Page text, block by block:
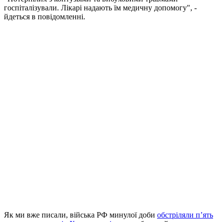
госпіталізували. Лікарі надають їм медичну допомогу", -
йдеться в повідомленні.
Як ми вже писали, війська РФ минулої доби обстріляли п’ять